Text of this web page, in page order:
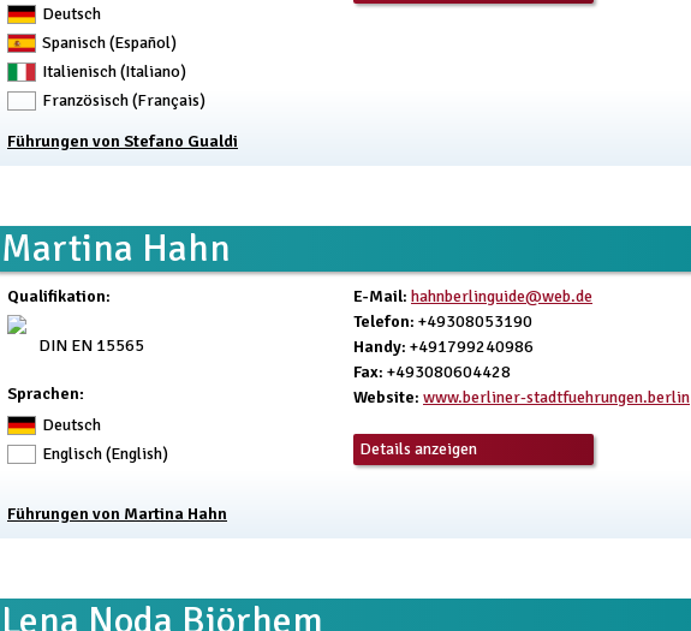
Deutsch
Spanisch (Español)
Italienisch (Italiano)
Französisch (Français)
Führungen von Stefano Gualdi
Martina Hahn
Qualifikation:
DIN EN 15565
Sprachen:
Deutsch
Englisch (English)
E-Mail: hahnberlinguide@web.de
Telefon: +49308053190
Handy: +491799240986
Fax: +493080604428
Website: www.berliner-stadtfuehrungen.berlin
Details anzeigen
Führungen von Martina Hahn
Lena Noda Björhem